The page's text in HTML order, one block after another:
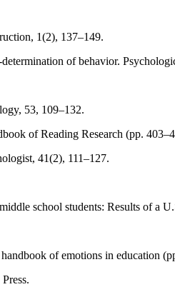
1(2), 137–149.
of behavior.
53, 109–132.
of Reading Research (pp.
41(2), 111–127.
school students: Results of a
of emotions in education